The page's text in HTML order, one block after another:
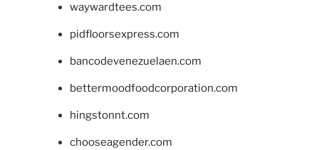
waywardtees.com
pidfloorsexpress.com
bancodevenezuelaen.com
bettermoodfoodcorporation.com
hingstonnt.com
chooseagender.com